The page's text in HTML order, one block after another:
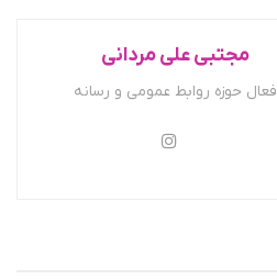
مجتبی علی مردانی
فعال حوزه روابط عمومی و رسانه